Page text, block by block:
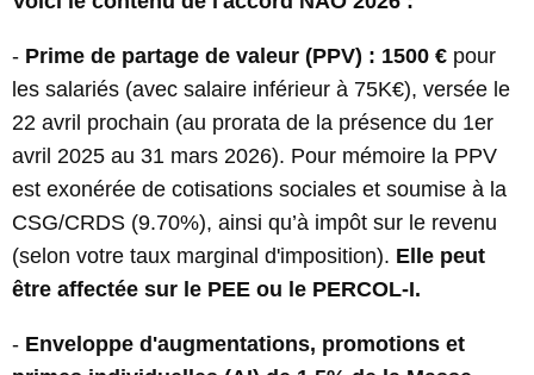
- Prime de partage de valeur (PPV) : 1500 € pour
les salariés (avec salaire inférieur à 75K€), versée le
22 avril prochain (au prorata de la présence du 1er
avril 2025 au 31 mars 2026). Pour mémoire la PPV
est exonérée de cotisations sociales et soumise à la
CSG/CRDS (9.70%), ainsi qu’à impôt sur le revenu
(selon votre taux marginal d'imposition). Elle peut
être affectée sur le PEE ou le PERCOL-I.
- Enveloppe d'augmentations, promotions et